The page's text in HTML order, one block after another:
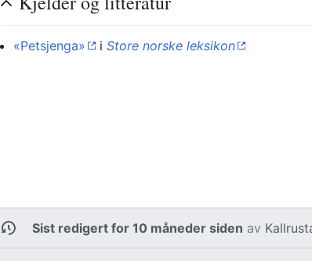
«Petsjenga» iStore norske leksikon
Sist redigert for 10 måneder siden av